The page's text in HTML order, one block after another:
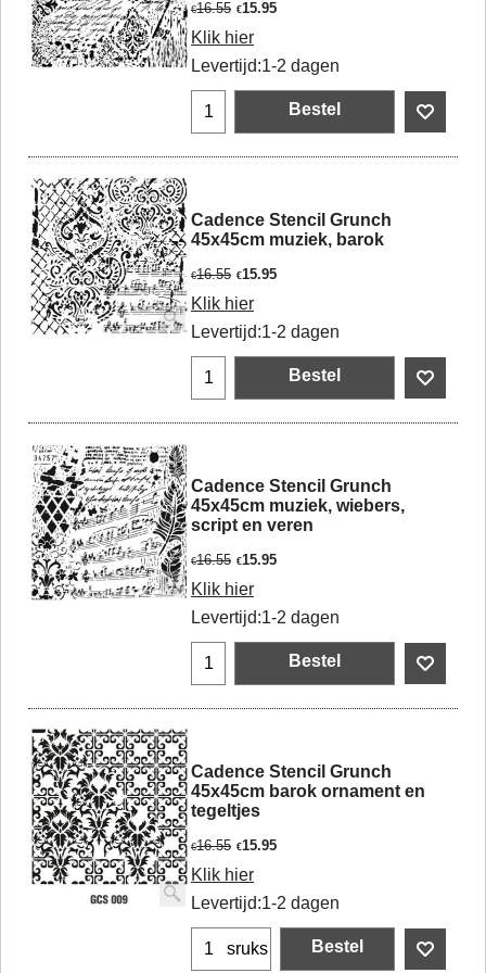
€16.55 €15.95
Klik hier
Levertijd:1-2 dagen
Bestel
Cadence Stencil Grunch
45x45cm muziek, barok
€16.55 €15.95
Klik hier
Levertijd:1-2 dagen
Bestel
Cadence Stencil Grunch
45x45cm muziek, wiebers,
script en veren
€16.55 €15.95
Klik hier
Levertijd:1-2 dagen
Bestel
Cadence Stencil Grunch
45x45cm barok ornament en
tegeltjes
€16.55 €15.95
Klik hier
Levertijd:1-2 dagen
sruks Bestel